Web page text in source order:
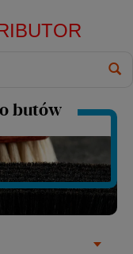
butów